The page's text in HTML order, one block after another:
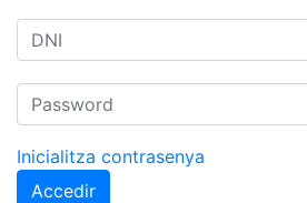
Inicialitza contrasenya
Accedir